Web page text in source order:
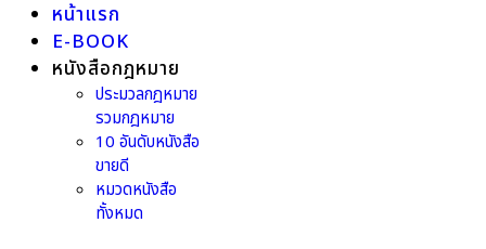
หน้าแรก
E-BOOK
หนังสือกฎหมาย
ประมวลกฎหมาย
รวมกฎหมาย
10 อันดับหนังสือ
ขายดี
หมวดหนังสือ
ทั้งหมด